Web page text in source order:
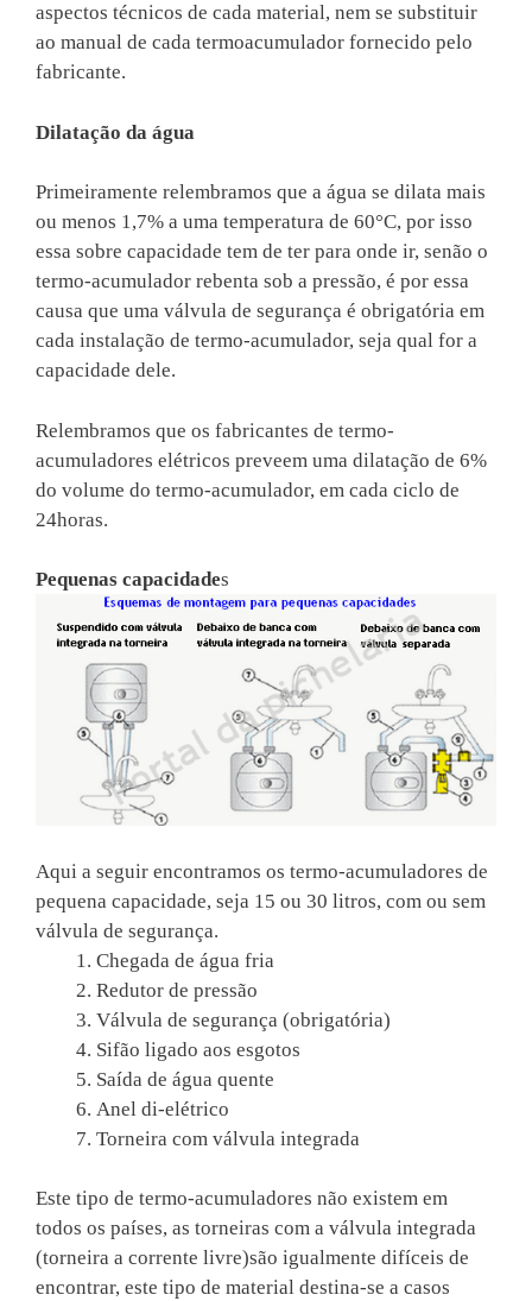
aspectos técnicos de cada material, nem se substituir
ao manual de cada termoacumulador fornecido pelo
fabricante.
Dilatação da água
Primeiramente relembramos que a água se dilata mais
ou menos 1,7% a uma temperatura de 60°C, por isso
essa sobre capacidade tem de ter para onde ir, senão o
termo-acumulador rebenta sob a pressão, é por essa
causa que uma válvula de segurança é obrigatória em
cada instalação de termo-acumulador, seja qual for a
capacidade dele.
Relembramos que os fabricantes de termo-
acumuladores elétricos preveem uma dilatação de 6%
do volume do termo-acumulador, em cada ciclo de
24horas.
Pequenas capacidades
Aqui a seguir encontramos os termo-acumuladores de
pequena capacidade, seja 15 ou 30 litros, com ou sem
válvula de segurança.
Chegada de água fria
Redutor de pressão
Válvula de segurança (obrigatória)
Sifão ligado aos esgotos
Saída de água quente
Anel di-elétrico
Torneira com válvula integrada
Este tipo de termo-acumuladores não existem em
todos os países, as torneiras com a válvula integrada
(torneira a corrente livre)são igualmente difíceis de
encontrar, este tipo de material destina-se a casos